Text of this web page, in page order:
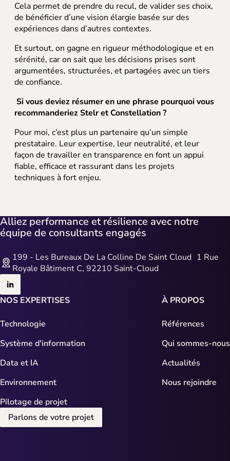
Cela permet de prendre du recul, de valider ses choix,
de bénéficier d’une vision élargie basée sur des
expériences dans d’autres contextes.
Et surtout, on gagne en rigueur méthodologique et en
sérénité, car on sait que les décisions prises sont
argumentées, structurées, et partagées avec un tiers
de confiance.
Si vous deviez résumer en une phrase pourquoi vous
recommanderiez Stelr et Constellation ?
Pour moi, c’est plus un partenaire qu’un simple
prestataire. Leur expertise, leur neutralité, et leur
façon de travailler en transparence en font un appui
fiable, efficace et rassurant dans les projets
techniques à fort enjeu.
Alliez performance et résilience avec notre
équipe de consultants engagés
199 - Les Bureaux De La Colline De Saint Cloud 1 Rue
Royale Bâtiment C, 92210 Saint-Cloud
NOS EXPERTISES
Technologie
Système d'information
Data et IA
Environnement
Pilotage de projet
À PROPOS
Références
Qui sommes-nous
Actualités
Nous rejoindre
Parlons de votre projet